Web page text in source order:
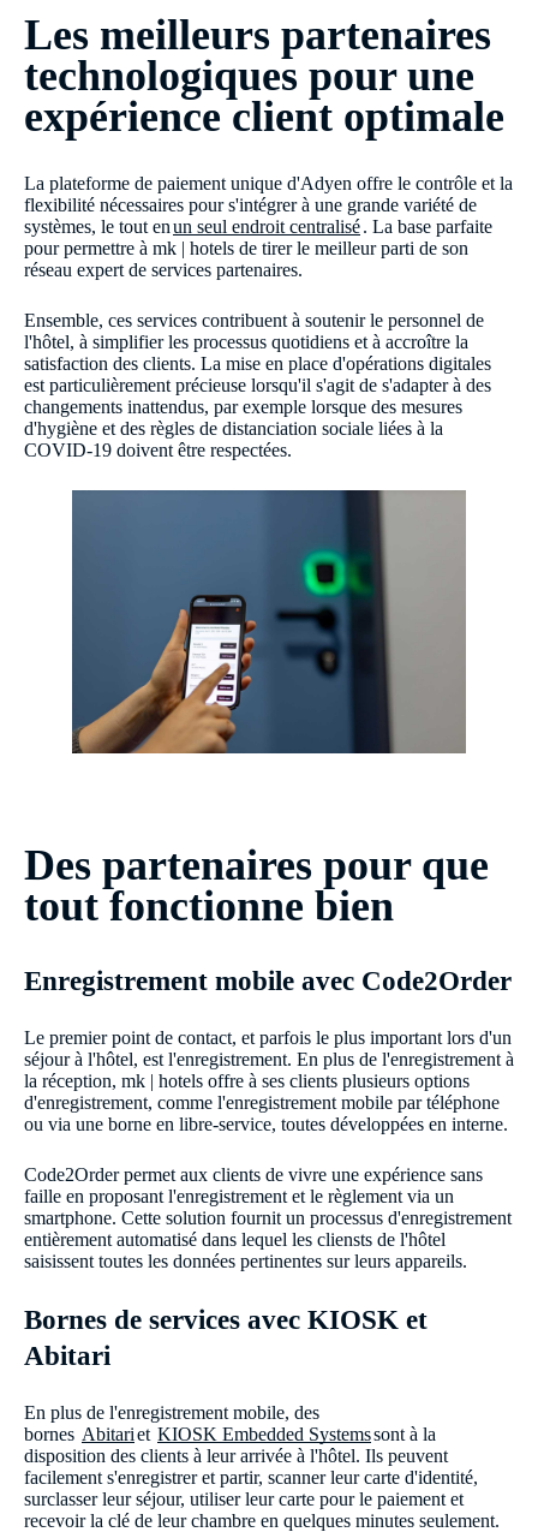
Les meilleurs partenaires
technologiques pour une
expérience client optimale
La plateforme de paiement unique d'Adyen offre le contrôle et la
flexibilité nécessaires pour s'intégrer à une grande variété de
systèmes, le tout enun seul endroit centralisé. La base parfaite
pour permettre à mk | hotels de tirer le meilleur parti de son
réseau expert de services partenaires.
Ensemble, ces services contribuent à soutenir le personnel de
l'hôtel, à simplifier les processus quotidiens et à accroître la
satisfaction des clients. La mise en place d'opérations digitales
est particulièrement précieuse lorsqu'il s'agit de s'adapter à des
changements inattendus, par exemple lorsque des mesures
d'hygiène et des règles de distanciation sociale liées à la
COVID-19 doivent être respectées.
Des partenaires pour que
tout fonctionne bien
Enregistrement mobile avec Code2Order
Le premier point de contact, et parfois le plus important lors d'un
séjour à l'hôtel, est l'enregistrement. En plus de l'enregistrement à
la réception, mk | hotels offre à ses clients plusieurs options
d'enregistrement, comme l'enregistrement mobile par téléphone
ou via une borne en libre-service, toutes développées en interne.
Code2Order permet aux clients de vivre une expérience sans
faille en proposant l'enregistrement et le règlement via un
smartphone. Cette solution fournit un processus d'enregistrement
entièrement automatisé dans lequel les cliensts de l'hôtel
saisissent toutes les données pertinentes sur leurs appareils.
Bornes de services avec KIOSK et
Abitari
En plus de l'enregistrement mobile, des
bornes Abitariet KIOSK Embedded Systemssont à la
disposition des clients à leur arrivée à l'hôtel. Ils peuvent
facilement s'enregistrer et partir, scanner leur carte d'identité,
surclasser leur séjour, utiliser leur carte pour le paiement et
recevoir la clé de leur chambre en quelques minutes seulement.